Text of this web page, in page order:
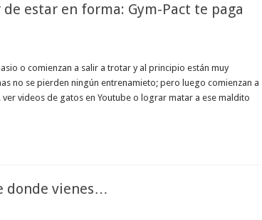
estar en forma: Gym-Pact te paga
o comienzan a salir a trotar y al principio están muy
no se pierden ningún entrenamieto; pero luego comienzan a
videos de gatos en Youtube o lograr matar a ese maldito
donde vienes…